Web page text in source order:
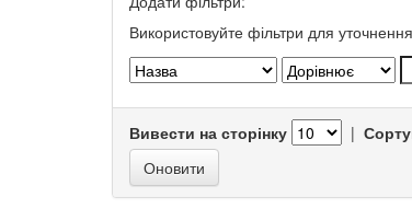
Використовуйте фільтри для
Вивести на сторінку |